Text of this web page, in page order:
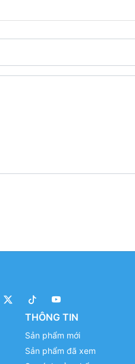
THÔNG TIN
Sản phẩm mới
Sản phẩm đã xem